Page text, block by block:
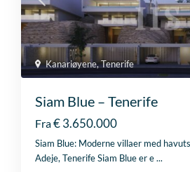
Kanariøyene,Tenerife
Siam Blue – Tenerife
Fra€ 3.650.000
Siam Blue: Moderne villaer med
Adeje, Tenerife Siam Blue er e...